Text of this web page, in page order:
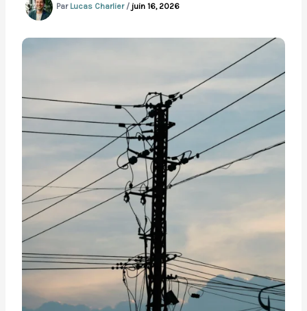
Par Lucas Charlier / juin 16, 2026